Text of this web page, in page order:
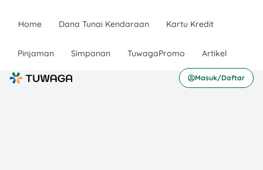
Home Dana Tunai Kendaraan Kartu Kredit
Pinjaman Simpanan TuwagaPromo Artikel
Masuk/Daftar